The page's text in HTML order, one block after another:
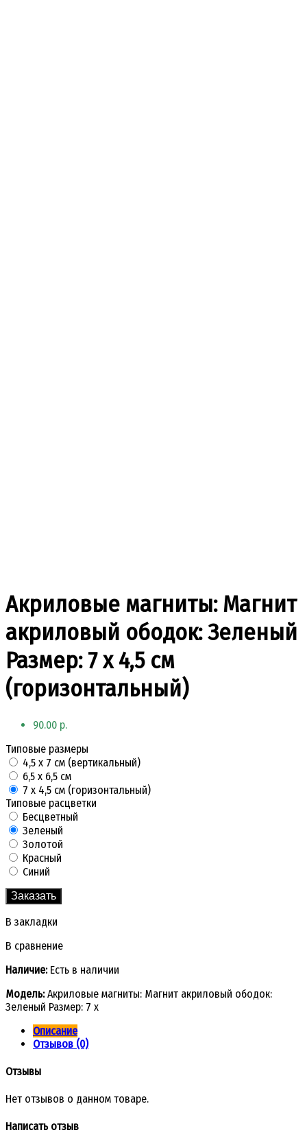
Акриловые магниты: Магнит
акриловый ободок: Зеленый
Размер: 7 х 4,5 см
(горизонтальный)
90.00 р.
Типовые размеры
4,5 х 7 см (вертикальный)
6,5 х 6,5 см
7 х 4,5 см (горизонтальный)
Типовые расцветки
Бесцветный
Зеленый
Золотой
Красный
Синий
Заказать
В закладки
В сравнение
Наличие:Есть в наличии
Модель: Акриловые магниты: Магнит акриловый ободок:
Зеленый Размер: 7 х
Описание
Отзывов (0)
Отзывы
Нет отзывов о данном товаре.
Написать отзыв